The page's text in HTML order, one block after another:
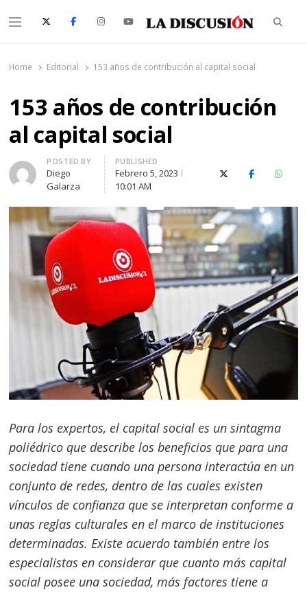
Menu
Home Editorial 153 años de contribución al capital social
153 años de contribución
al capital social
Author
POSTED BY
Diego
Galarza
PUBLISHED
Febrero 5, 2023
10:01 AM
X (Twitter)Facebook
Para los expertos, el capital social es un sintagma
poliédrico que describe los beneficios que para una
sociedad tiene cuando una persona interactúa en un
conjunto de redes, dentro de las cuales existen
vínculos de confianza que se interpretan conforme a
unas reglas culturales en el marco de instituciones
determinadas. Existe acuerdo también entre los
especialistas en considerar que cuanto más capital
social posee una sociedad, más factores tiene a